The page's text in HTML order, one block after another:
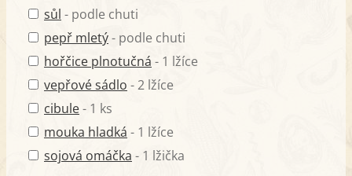
sůl - podle chuti
pepř mletý- podle chuti
hořčice plnotučná - 1 lžíce
vepřové sádlo - 2 lžíce
cibule- 1 ks
mouka hladká - 1 lžíce
sojová omáčka - 1 lžička